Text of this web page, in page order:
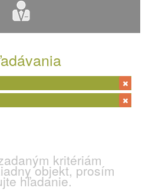
kritériám
objekt, prosím
hľadanie.